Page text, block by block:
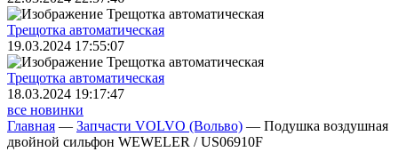
Трещoтка автоматическая
19.03.2024 17:55:07
Трещoтка автоматическая
18.03.2024 19:17:47
все новинки
Главная — Запчасти VOLVO (Вольво) — Подушка воздушная
двойной сильфон WEWELER / US06910F